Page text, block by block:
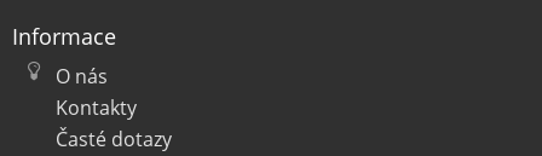
Informace
O nás
Kontakty
Časté dotazy